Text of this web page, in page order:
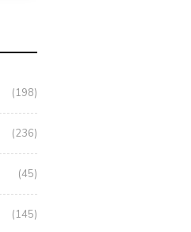
(198)
(236)
(45)
(145)